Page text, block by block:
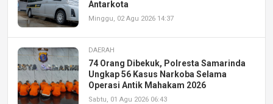
Antarkota
Minggu, 02 Agu 2026 14:37
DAERAH
74 Orang Dibekuk, Polresta Samarinda
Ungkap 56 Kasus Narkoba Selama
Operasi Antik Mahakam 2026
Sabtu, 01 Agu 2026 06:43